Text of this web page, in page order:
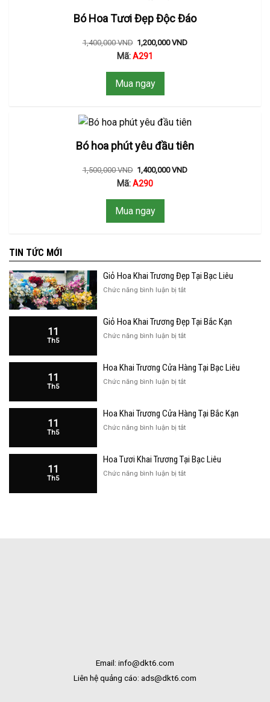
Bó Hoa Tươi Đẹp Độc Đáo
1,400,000VND 1,200,000VND
Mã:A291
Mua ngay
Bó hoa phút yêu đầu tiên
1,500,000VND 1,400,000VND
Mã:A290
Mua ngay
TIN TỨC MỚI
Giỏ Hoa Khai Trương Đẹp Tại Bạc Liêu
Chức năng bình luận bị tắtở
Khai
Liêu
11
Th5
Giỏ Hoa Khai Trương Đẹp Tại Bắc Kạn
Chức năng bình luận bị tắtở
Khai
Kạn
11
Th5
Hoa Khai Trương Cửa Hàng Tại Bạc Liêu
Chức năng bình luận bị tắtở
Trương
Liêu
11
Th5
Hoa Khai Trương Cửa Hàng Tại Bắc Kạn
Chức năng bình luận bị tắtở
Trương
11
Th5
Hoa Tươi Khai Trương Tại Bạc Liêu
Chức năng bình luận bị tắtở
Email: info@dkt6.com
Liên hệ quảng cáo: ads@dkt6.com